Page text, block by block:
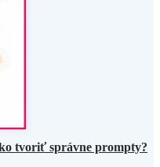
tvoriť správne prompty?